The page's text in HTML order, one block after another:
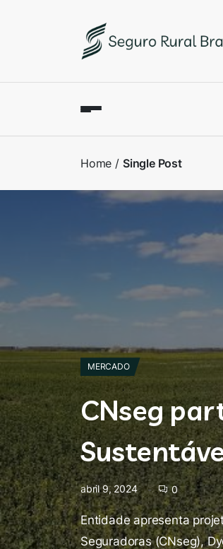
Home Single Post
MERCADO
CNseg
abril 9, 2024 0
Entidade apresenta
Seguradoras (CNseg),